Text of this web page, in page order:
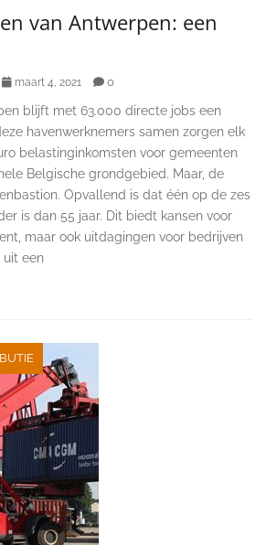
van Antwerpen: een
maart 4, 2021 0
blijft met 63.000 directe jobs een
havenwerknemers samen zorgen elk
belastinginkomsten voor gemeenten
Belgische grondgebied. Maar, de
Opvallend is dat één op de zes
is dan 55 jaar. Dit biedt kansen voor
maar ook uitdagingen voor bedrijven
uit een